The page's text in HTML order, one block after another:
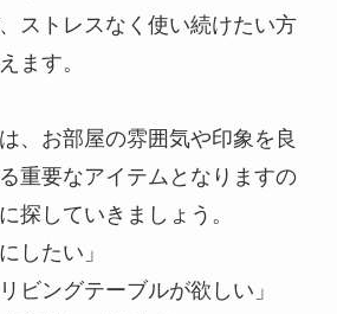
ストレスなく使い続けたい方
ます。
、お部屋の雰囲気や印象を良
重要なアイテムとなりますの
探していきましょう。
したい」
ビングテーブルが欲しい」